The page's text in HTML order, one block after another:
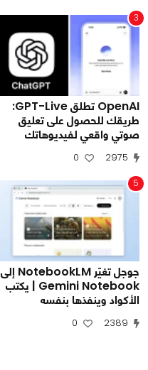
3
OpenAI تطلق GPT-Live:
طريقك للحصول على تعليق
صوتي واقعي لفيديوهاتك
2975
0
5
جوجل تغيّر NotebookLM إلى
Gemini Notebook | يكتب
الأكواد وينفذها بنفسه
2389
0